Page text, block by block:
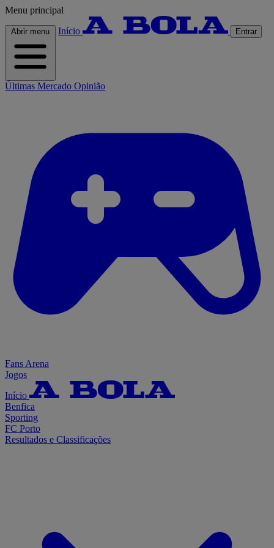
Menu principal
Abrir menu Início Entrar
Últimas Mercado Opinião
Fans Arena
Jogos
Início
Benfica
Sporting
FC Porto
Resultados e Classificações